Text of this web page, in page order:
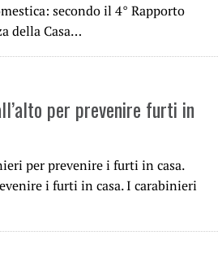
secondo il 4° Rapporto
della Casa…
per prevenire furti in
per prevenire i furti in casa.
i furti in casa. I carabinieri